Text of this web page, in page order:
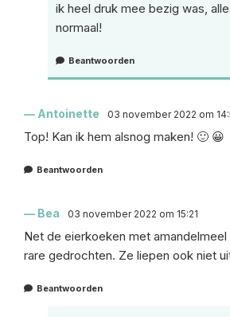
ik heel druk mee bezig was,
normaal!
Beantwoorden
Antoinette 03 november 2022 om
Top! Kan ik hem alsnog maken! 🙂 😀
Beantwoorden
Bea 03 november 2022 om 15:21
Net de eierkoeken met
rare gedrochten. Ze liepen ook niet
Beantwoorden